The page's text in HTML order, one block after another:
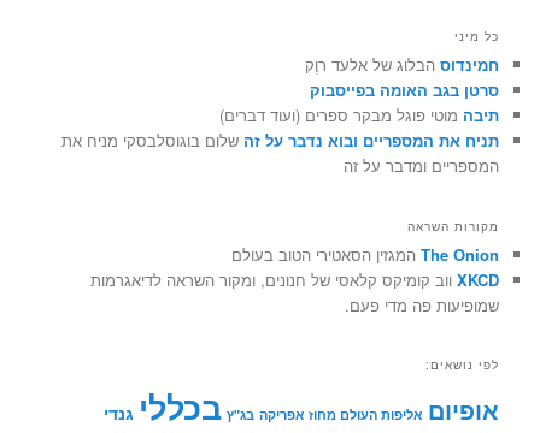
כל מיני
חמינדוס הבלוג של אלעד רוֶק
סרטן בגב האומה בפייסבוק
תיבה מוטי פוגל מבקר ספרים (ועוד דברים)
תניח את המספריים ובוא נדבר על זה שלום בוגוסלבסקי מניח את
המספריים ומדבר על זה
מקורות השראה
The Onion המגזין הסאטירי הטוב בעולם
XKCD ווב קומיקס קלאסי של חנונים, ומקור השראה לדיאגרמות
שמופיעות פה מדי פעם.
לפי נושאים:
אופיום אליפות העולם מחוז אפריקה בג"ץ בכללי גנדי